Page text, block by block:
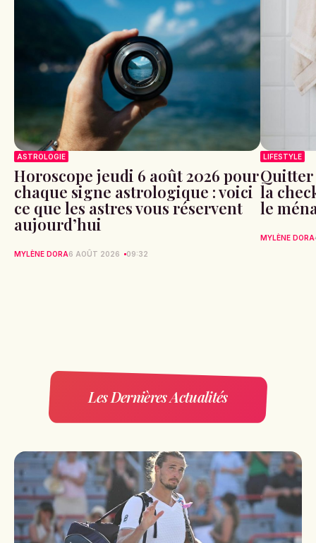
ASTROLOGIE
Horoscope jeudi 6 août 2026 pour
chaque signe astrologique : voici
ce que les astres vous réservent
aujourd’hui
MYLÈNE DORA6 AOÛT 2026 09:32
LIFESTYLE
Quitter
la
le
MYLÈNE DORA
Les Dernières Actualités